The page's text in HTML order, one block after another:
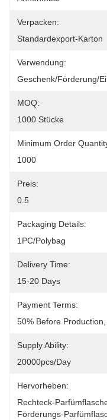
Verpacken:
Standardexport-Karton
Verwendung:
Geschenk/Förderung/
MOQ:
1000 Stücke
Minimum Order
1000
Preis:
0.5
Packaging Details:
1PC/polybag
Delivery Time:
15-20 Days
Payment Terms:
50% Before
Supply Ability:
20000pcs/Day
Hervorheben:
Rechteck-
Förderungs-